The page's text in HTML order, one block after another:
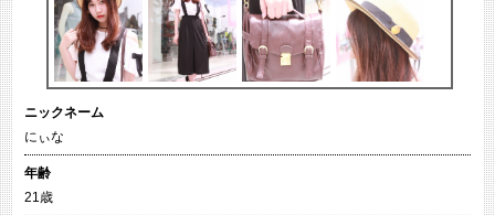
ニックネーム
にぃな
年齢
21歳